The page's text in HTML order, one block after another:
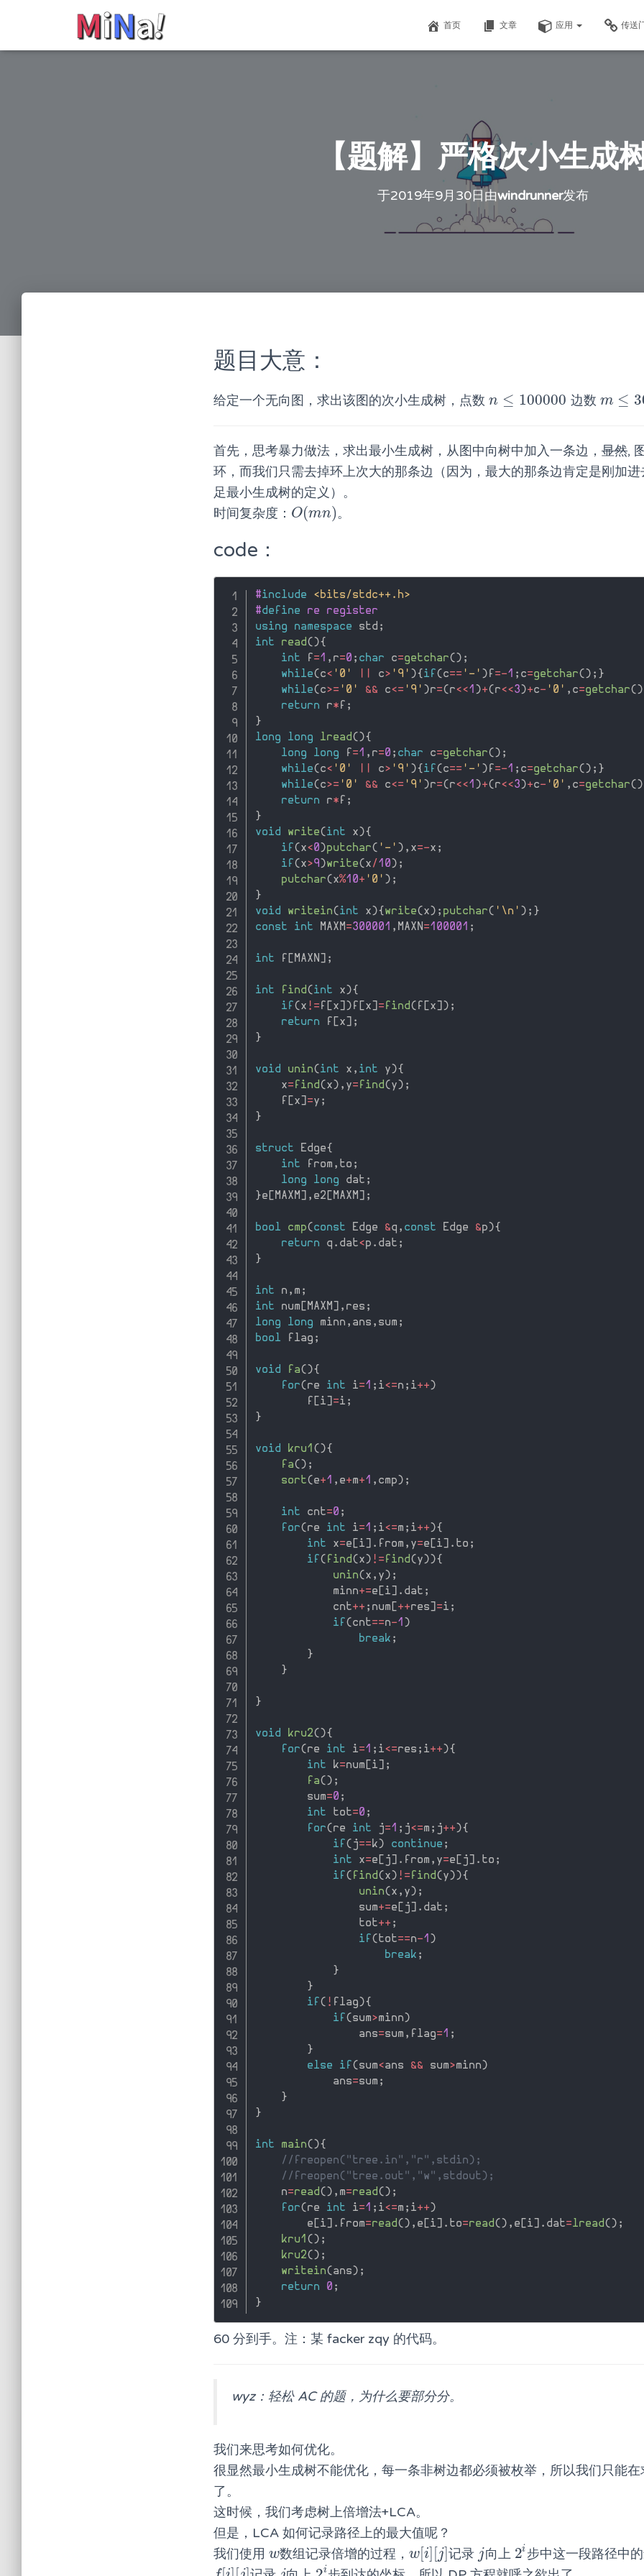
首页 文章 应用 传送
【题解】严格次小生成
于2019年9月30日由windrunner发布
题目大意：
给定一个无向图，求出该图的次小生成树，点数 n ≤ 100000
n≤ 100000 边数 m ≤
m≤ 300
首先，思考暴力做法，求出最小生成树，从图中向树中加入一条边， 显然,
环，而我们只需去掉环上次大的那条边（因为，最大的那条边肯定是刚加
足最小生成树的定义）。
时间复杂度： O(mn)
O(mn) 。
code：
#include
<bits/stdc++.h>
#define re register
using
namespace std ;
int
read(){
int f =1 , r=0 ; char c=getchar() ;
while(c< '0' || c> '9' ){if (c== '-' ) f =-1 ; c=getchar() ; }
while(c>= '0' && c<= '9' )r=(r<<1 )+(r<<3)+c- '0' , c=getchar()
return r* f ;
}
long
long lread(){
long
long f =1 , r=0 ; char c=getchar() ;
while(c< '0' || c> '9' ){if (c== '-' ) f =-1 ; c=getchar() ; }
while(c>= '0' && c<= '9' )r=(r<<1 )+(r<<3)+c- '0' , c=getchar()
return r* f ;
}
void
write(int x){
if (x<0)putchar( '-' ) , x=-x ;
if (x>9)write(x / 10) ;
putchar(x%10+ '0' ) ;
}
void
writein(int x){write(x) ; putchar( '\n' ) ; }
const
int MAXM=300001 , MAXN=100001 ;
int f [MAXN] ;
int find(int x){
if (x != f [x] ) f [x] = find( f [x] ) ;
return f [x] ;
}
void unin(int x , int y){
    x
= find(x) , y= find(y) ;
    f
[x] =y ;
}
struct Edge{
int from , to ;
long
long dat ;
}e [MAXM] , e2 [MAXM] ;
bool cmp(const Edge &q , const Edge &p){
return q . dat<p . dat ;
}
int n , m ;
int num [MAXM] , res ;
long
long minn , ans , sum ;
bool flag ;
void fa(){
for(re int i=1 ; i<=n ; i++)
        f
[i] =i ;
}
void kru1 (){
fa() ;
sort(e+1 , e+m+1 , cmp) ;
int cnt=0 ;
for(re int i=1 ; i<=m ; i++){
int x=e [i] . from , y=e [i] . to ;
if ( find(x) != find(y)){
unin(x , y) ;
            minn
+=e [i] . dat ;
            cnt
++ ; num [++res] =i ;
if (cnt==n-1 )
break ;
}
}
}
void kru2(){
for(re int i=1 ; i<=res ; i++){
int k=num [i] ;
fa() ;
        sum
=0 ;
int tot=0 ;
for(re int j=1 ; j<=m ; j++){
if ( j==k) continue ;
int x=e [ j] . from , y=e [ j] . to ;
if ( find(x) != find(y)){
unin(x , y) ;
                sum
+=e [ j] . dat ;
                tot
++ ;
if (tot==n-1 )
break ;
}
}
if ( ! flag){
if (sum>minn)
                ans
=sum , flag=1 ;
}
else
if (sum<ans && sum>minn)
            ans
=sum ;
}
}
int main(){
//freopen("tree.in","r",stdin);
//freopen("tree.out","w",stdout);
    n
=read() , m=read() ;
for(re int i=1 ; i<=m ; i++)
        e
[i] . from=read() , e [i] . to=read() , e [i] . dat=lread() ;
kru1 () ;
kru2() ;
writein(ans) ;
return
0 ;
}
60 分到手。注：某 facker zqy 的代码。
wyz：轻松 AC 的题，为什么要部分分。
我们来思考如何优化。
很显然最小生成树不能优化，每一条非树边都必须被枚举，所以我们只能
了。
这时候，我们考虑树上倍增法+LCA。
但是，LCA 如何记录路径上的最大值呢？
我们使用 w
w数组记录倍增的过程，w[i] [j]
w[ i] ] 记录 j
j 向上 2i
2i步中这一段路径中
i